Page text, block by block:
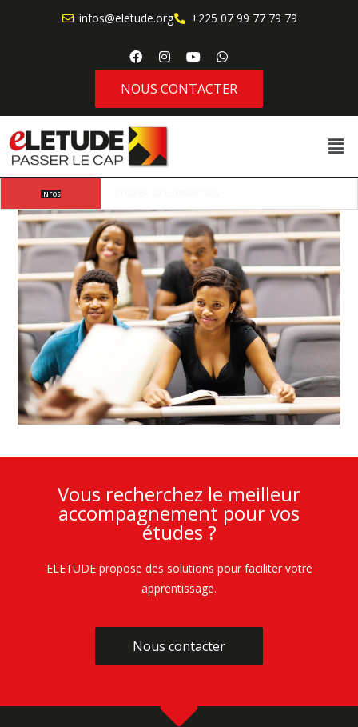
infos@eletude.org +225 07 99 77 79 79
NOUS CONTACTER
INFOS
Vous recherchez le meilleur
accompagnement pour vos
études ?
ELETUDE propose des solutions pour faciliter votre
apprentissage.
Nous contacter
Nous contacter